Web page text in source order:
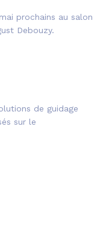
prochains au salon
Debouzy.
de guidage
sur le